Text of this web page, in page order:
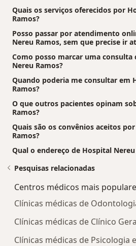
Quais os serviços oferecidos por
Ramos?
Posso passar por atendimento
Nereu Ramos, sem que precise ir
Como posso marcar uma consulta
Nereu Ramos?
Quando poderia me consultar em
Ramos?
O que outros pacientes opinam
Ramos?
Quais são os convênios aceitos
Ramos?
Qual o endereço de Hospital Nereu
Pesquisas relacionadas
Centros médicos mais
Clínicas médicas de
Clínicas médicas de Clínico
Clínicas médicas de Psicologia